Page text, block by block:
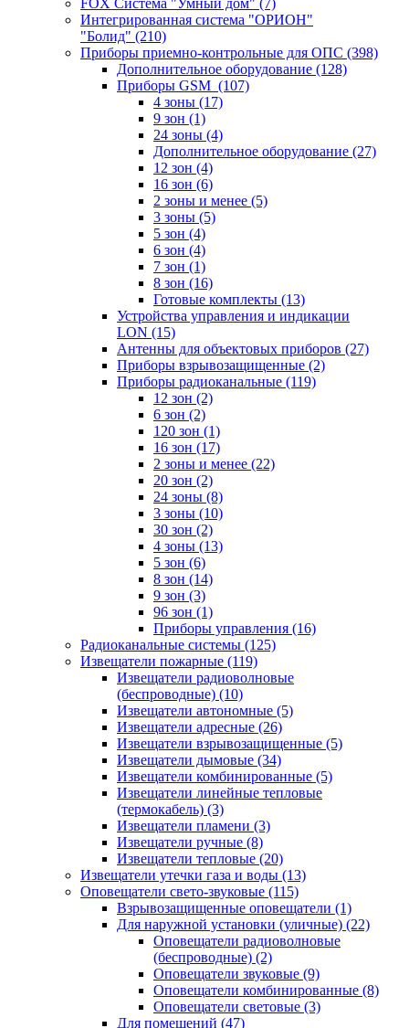
FOX Система "Умный дом" (7)
Интегрированная система "ОРИОН"
"Болид" (210)
Приборы приемно-контрольные для ОПС (398)
Дополнительное оборудование (128)
Приборы GSM (107)
4 зоны (17)
9 зон (1)
24 зоны (4)
Дополнительное оборудование (27)
12 зон (4)
16 зон (6)
2 зоны и менее (5)
3 зоны (5)
5 зон (4)
6 зон (4)
7 зон (1)
8 зон (16)
Готовые комплекты (13)
Устройства управления и индикации
LON (15)
Антенны для объектовых приборов (27)
Приборы взрывозащищенные (2)
Приборы радиоканальные (119)
12 зон (2)
6 зон (2)
120 зон (1)
16 зон (17)
2 зоны и менее (22)
20 зон (2)
24 зоны (8)
3 зоны (10)
30 зон (2)
4 зоны (13)
5 зон (6)
8 зон (14)
9 зон (3)
96 зон (1)
Приборы управления (16)
Радиоканальные системы (125)
Извещатели пожарные (119)
Извещатели радиоволновые
(беспроводные) (10)
Извещатели автономные (5)
Извещатели адресные (26)
Извещатели взрывозащищенные (5)
Извещатели дымовые (34)
Извещатели комбинированные (5)
Извещатели линейные тепловые
(термокабель) (3)
Извещатели пламени (3)
Извещатели ручные (8)
Извещатели тепловые (20)
Извещатели утечки газа и воды (13)
Оповещатели свето-звуковые (115)
Взрывозащищенные оповещатели (1)
Для наружной установки (уличные) (22)
Оповещатели радиоволновые
(беспроводные) (2)
Оповещатели звуковые (9)
Оповещатели комбинированные (8)
Оповещатели световые (3)
Для помещений (47)